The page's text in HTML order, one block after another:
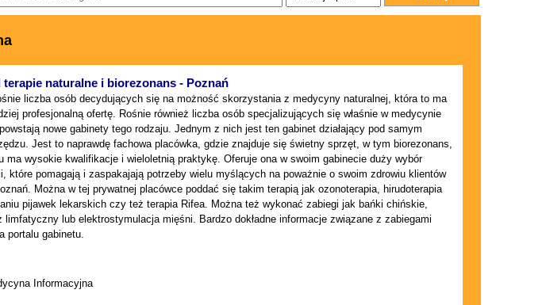
terapie naturalne i biorezonans - Poznań
liczba osób decydujących się na możność skorzystania z medycyny naturalnej, która to ma
profesjonalną ofertę. Rośnie również liczba osób specjalizujących się właśnie w medycynie
nowe gabinety tego rodzaju. Jednym z nich jest ten gabinet działający pod samym
Jest to naprawdę fachowa placówka, gdzie znajduje się świetny sprzęt, w tym biorezonans,
ma wysokie kwalifikacje i wieloletnią praktykę. Oferuje ona w swoim gabinecie duży wybór
które pomagają i zaspakajają potrzeby wielu myślących na poważnie o swoim zdrowiu klientów
Można w tej prywatnej placówce poddać się takim terapią jak ozonoterapia, hirudoterapia
pijawek lekarskich czy też terapia Rifea. Można też wykonać zabiegi jak bańki chińskie,
limfatyczny lub elektrostymulacja mięśni. Bardzo dokładne informacje związane z zabiegami
portalu gabinetu.
Informacyjna